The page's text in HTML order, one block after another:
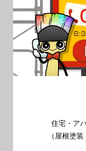
住宅・ア
（屋根塗